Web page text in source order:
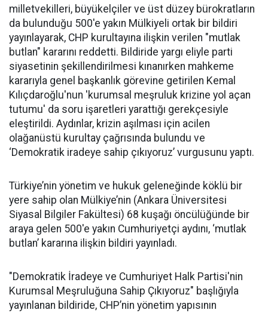
milletvekilleri, büyükelçiler ve üst düzey bürokratların
da bulunduğu 500'e yakın Mülkiyeli ortak bir bildiri
yayınlayarak, CHP kurultayına ilişkin verilen "mutlak
butlan" kararını reddetti. Bildiride yargı eliyle parti
siyasetinin şekillendirilmesi kınanırken mahkeme
kararıyla genel başkanlık görevine getirilen Kemal
Kılıçdaroğlu'nun 'kurumsal meşruluk krizine yol açan
tutumu' da soru işaretleri yarattığı gerekçesiyle
eleştirildi. Aydınlar, krizin aşılması için acilen
olağanüstü kurultay çağrısında bulundu ve
‘Demokratik iradeye sahip çıkıyoruz’ vurgusunu yaptı.
Türkiye’nin yönetim ve hukuk geleneğinde köklü bir
yere sahip olan Mülkiye’nin (Ankara Üniversitesi
Siyasal Bilgiler Fakültesi) 68 kuşağı öncülüğünde bir
araya gelen 500'e yakın Cumhuriyetçi aydını, ‘mutlak
butlan’ kararına ilişkin bildiri yayınladı.
"Demokratik İradeye ve Cumhuriyet Halk Partisi'nin
Kurumsal Meşruluğuna Sahip Çıkıyoruz" başlığıyla
yayınlanan bildiride, CHP’nin yönetim yapısının